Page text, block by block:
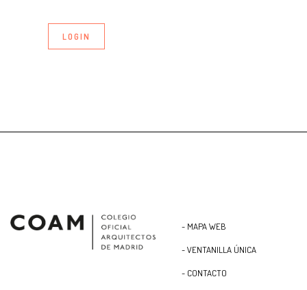
LOGIN
- MAPA WEB
- VENTANILLA ÚNICA
- CONTACTO